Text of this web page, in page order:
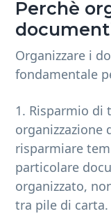
Perchè
Organizzare i
fondamentale
1. Risparmio di
organizzazione
risparmiare
particolare
organizzato,
tra pile di carta.